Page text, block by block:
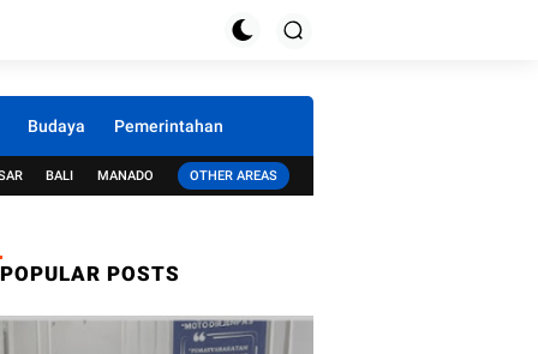
Budaya Pemerintahan
BALI MANADO OTHER AREAS
POPULAR POSTS